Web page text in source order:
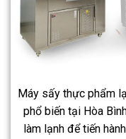
Máy sấy thực phẩm
phổ biến tại Hòa
làm lạnh để tiến